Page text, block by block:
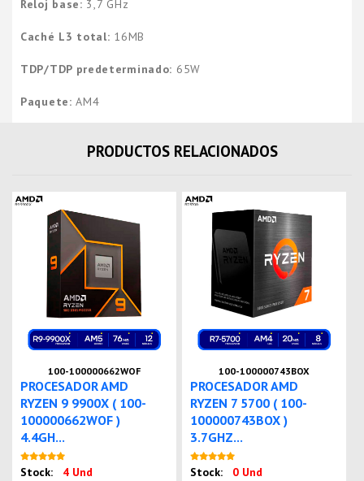
Reloj base: 3,7 GHz
Caché L3 total: 16MB
TDP/TDP predeterminado: 65W
Paquete: AM4
PRODUCTOS RELACIONADOS
100-100000662WOF
PROCESADOR AMD
RYZEN 9 9900X ( 100-
100000662WOF )
4.4GH...
Stock:
4 Und
100-100000743BOX
PROCESADOR AMD
RYZEN 7 5700 ( 100-
100000743BOX )
3.7GHZ...
Stock:
0 Und